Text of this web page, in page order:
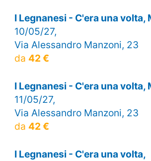
I Legnanesi - C'era una volta,
10/05/27,
Via Alessandro Manzoni, 23
da 42 €
I Legnanesi - C'era una volta,
11/05/27,
Via Alessandro Manzoni, 23
da 42 €
I Legnanesi - C'era una volta,